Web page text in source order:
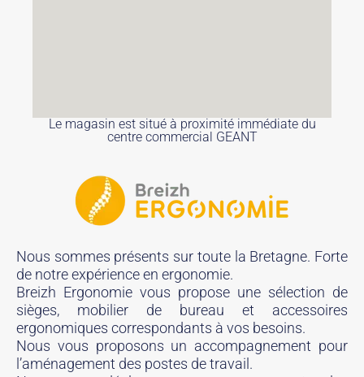
Le magasin est situé à proximité immédiate du
centre commercial GEANT
Nous sommes présents sur toute la Bretagne. Forte
de notre expérience en ergonomie.
Breizh Ergonomie vous propose une sélection de
sièges, mobilier de bureau et accessoires
ergonomiques correspondants à vos besoins.
Nous vous proposons un accompagnement pour
l’aménagement des postes de travail.